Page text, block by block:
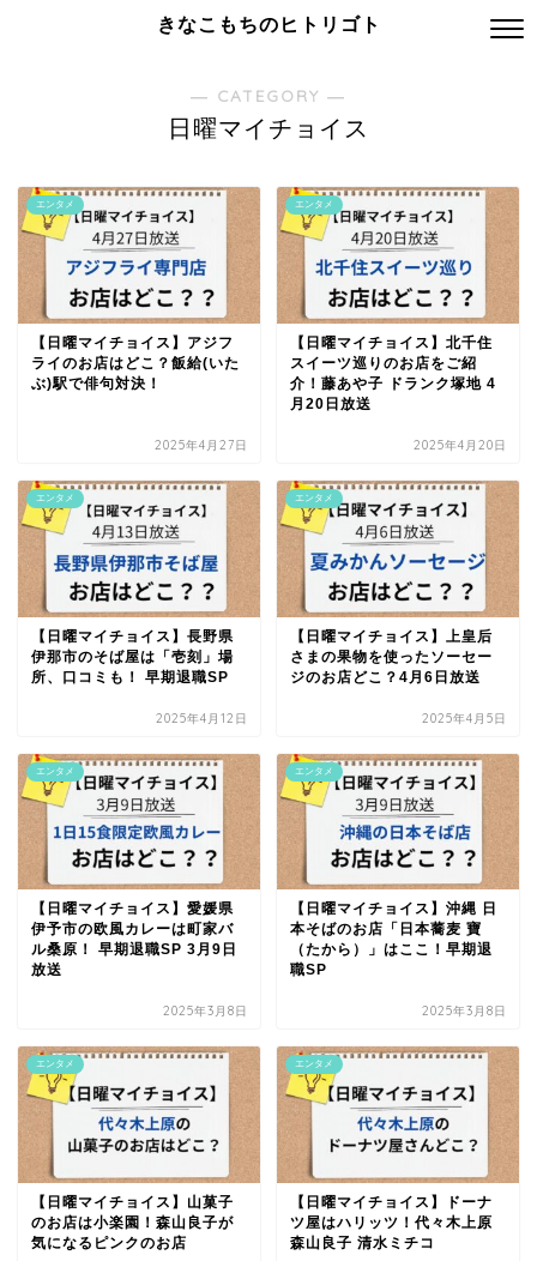
きなこもちのヒトリゴト
― CATEGORY ―
日曜マイチョイス
エンタメ
【日曜マイチョイス】アジフ
ライのお店はどこ？飯給(いた
ぶ)駅で俳句対決！
2025年4月27日
エンタメ
【日曜マイチョイス】北千住
スイーツ巡りのお店をご紹
介！藤あや子 ドランク塚地 4
月20日放送
2025年4月20日
エンタメ
【日曜マイチョイス】長野県
伊那市のそば屋は「壱刻」場
所、口コミも！ 早期退職SP
2025年4月12日
エンタメ
【日曜マイチョイス】上皇后
さまの果物を使ったソーセー
ジのお店どこ？4月6日放送
2025年4月5日
エンタメ
【日曜マイチョイス】愛媛県
伊予市の欧風カレーは町家バ
ル桑原！ 早期退職SP 3月9日
放送
2025年3月8日
エンタメ
【日曜マイチョイス】沖縄 日
本そばのお店「日本蕎麦 寶
（たから）」はここ！早期退
職SP
2025年3月8日
エンタメ
【日曜マイチョイス】山菓子
のお店は小楽園！森山良子が
気になるピンクのお店
エンタメ
【日曜マイチョイス】ドーナ
ツ屋はハリッツ！代々木上原
森山良子 清水ミチコ